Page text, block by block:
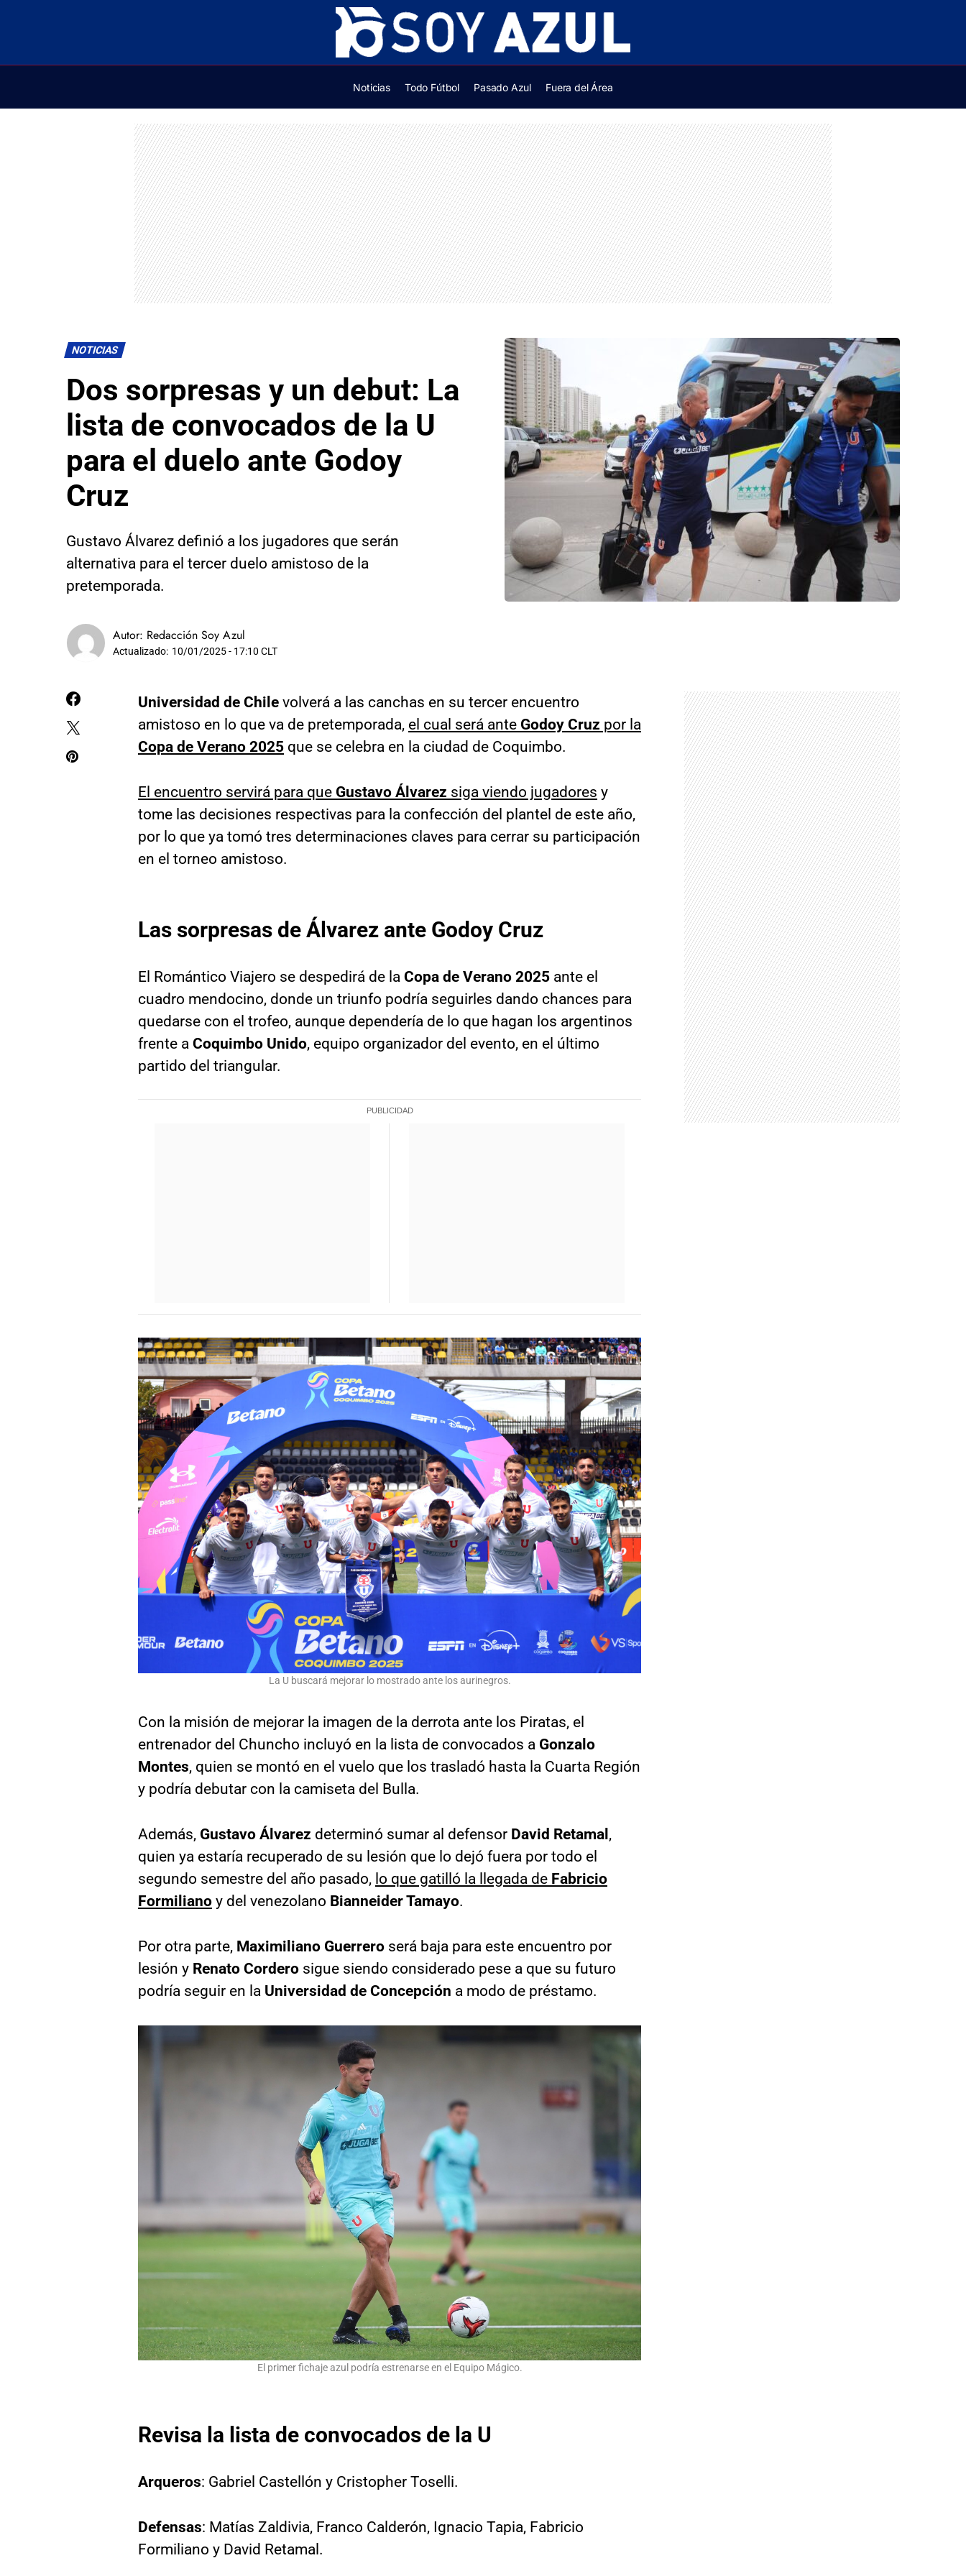
Noticias Todo Fútbol Pasado Azul Fuera del Área
NOTICIAS
Dos sorpresas y un debut: La
lista de convocados de la U
para el duelo ante Godoy
Cruz
Gustavo Álvarez definió a los jugadores que serán
alternativa para el tercer duelo amistoso de la
pretemporada.
Autor: Redacción Soy Azul
Actualizado: 10/01/2025 - 17:10 CLT
Universidad de Chile volverá a las canchas en su tercer encuentro
amistoso en lo que va de pretemporada, el cual será ante Godoy Cruz por la
Copa de Verano 2025 que se celebra en la ciudad de Coquimbo.
El encuentro servirá para que Gustavo Álvarez siga viendo jugadores y
tome las decisiones respectivas para la confección del plantel de este año,
por lo que ya tomó tres determinaciones claves para cerrar su participación
en el torneo amistoso.
Las sorpresas de Álvarez ante Godoy Cruz
El Romántico Viajero se despedirá de la Copa de Verano 2025 ante el
cuadro mendocino, donde un triunfo podría seguirles dando chances para
quedarse con el trofeo, aunque dependería de lo que hagan los argentinos
frente a Coquimbo Unido, equipo organizador del evento, en el último
partido del triangular.
La U buscará mejorar lo mostrado ante los aurinegros.
Con la misión de mejorar la imagen de la derrota ante los Piratas, el
entrenador del Chuncho incluyó en la lista de convocados a Gonzalo
Montes, quien se montó en el vuelo que los trasladó hasta la Cuarta Región
y podría debutar con la camiseta del Bulla.
Además, Gustavo Álvarez determinó sumar al defensor David Retamal ,
quien ya estaría recuperado de su lesión que lo dejó fuera por todo el
segundo semestre del año pasado, lo que gatilló la llegada de Fabricio
Formiliano y del venezolano Bianneider Tamayo.
Por otra parte, Maximiliano Guerrero será baja para este encuentro por
lesión y Renato Cordero sigue siendo considerado pese a que su futuro
podría seguir en la Universidad de Concepción a modo de préstamo.
El primer fichaje azul podría estrenarse en el Equipo Mágico.
Revisa la lista de convocados de la U
Arqueros: Gabriel Castellón y Cristopher Toselli.
Defensas: Matías Zaldivia, Franco Calderón, Ignacio Tapia, Fabricio
Formiliano y David Retamal.